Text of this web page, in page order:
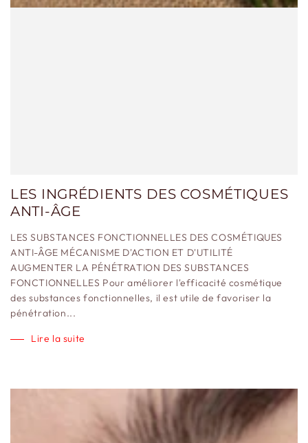
LES INGRÉDIENTS DES COSMÉTIQUES
ANTI-ÂGE
LES SUBSTANCES FONCTIONNELLES DES COSMÉTIQUES
ANTI-ÂGE MÉCANISME D'ACTION ET D'UTILITÉ
AUGMENTER LA PÉNÉTRATION DES SUBSTANCES
FONCTIONNELLES Pour améliorer l'efficacité cosmétique
des substances fonctionnelles, il est utile de favoriser la
pénétration...
Lire la suite